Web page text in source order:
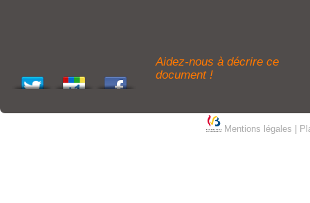
Aidez-nous à décrire ce
document !
Mentions légales